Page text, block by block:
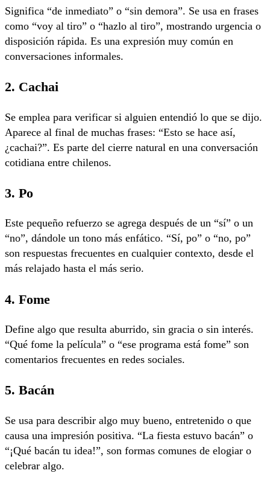
Significa “de inmediato” o “sin demora”. Se usa en frases
como “voy al tiro” o “hazlo al tiro”, mostrando urgencia o
disposición rápida. Es una expresión muy común en
conversaciones informales.
2. Cachai
Se emplea para verificar si alguien entendió lo que se dijo.
Aparece al final de muchas frases: “Esto se hace así,
¿cachai?”. Es parte del cierre natural en una conversación
cotidiana entre chilenos.
3. Po
Este pequeño refuerzo se agrega después de un “sí” o un
“no”, dándole un tono más enfático. “Sí, po” o “no, po”
son respuestas frecuentes en cualquier contexto, desde el
más relajado hasta el más serio.
4. Fome
Define algo que resulta aburrido, sin gracia o sin interés.
“Qué fome la película” o “ese programa está fome” son
comentarios frecuentes en redes sociales.
5. Bacán
Se usa para describir algo muy bueno, entretenido o que
causa una impresión positiva. “La fiesta estuvo bacán” o
“¡Qué bacán tu idea!”, son formas comunes de elogiar o
celebrar algo.